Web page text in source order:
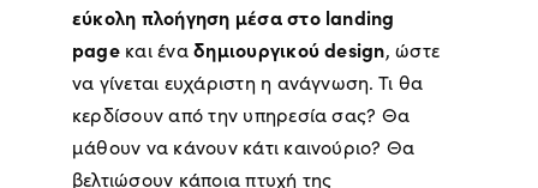
εύκολη πλοήγηση μέσα στο landing
pageκαι έναδημιουργικού design, ώστε
να γίνεται ευχάριστη η ανάγνωση. Τι θα
κερδίσουν από την υπηρεσία σας? Θα
μάθουν να κάνουν κάτι καινούριο? Θα
βελτιώσουν κάποια πτυχή της